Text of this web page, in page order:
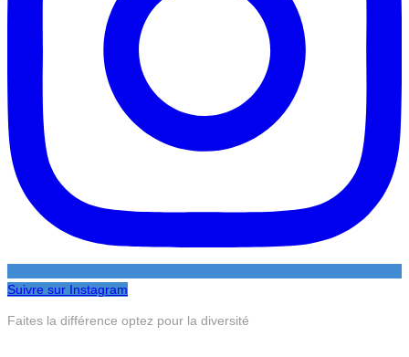
Suivre sur Instagram
Faites la différence optez pour la diversité